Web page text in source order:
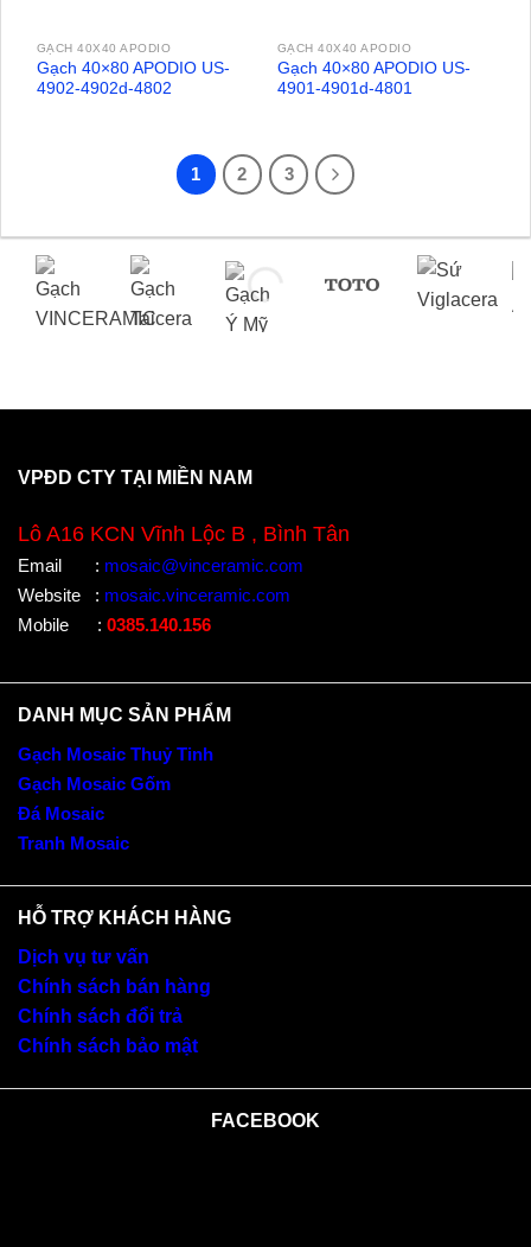
GẠCH 40X40 APODIO
Gạch 40×80 APODIO US-
4902-4902d-4802
GẠCH 40X40 APODIO
Gạch 40×80 APODIO US-
4901-4901d-4801
1 2 3
VPĐD CTY TẠI MIỀN NAM
Lô A16 KCN Vĩnh Lộc B , Bình Tân
Email : mosaic@vinceramic.com
Website
: mosaic.vinceramic.com
Mobile
: 0385.140.156
DANH MỤC SẢN PHẨM
Gạch Mosaic Thuỷ Tinh
Gạch Mosaic Gốm
Đá Mosaic
Tranh Mosaic
HỖ TRỢ KHÁCH HÀNG
Dịch vụ tư vấn
Chính sách bán hàng
Chính sách đổi trả
Chính sách bảo mật
FACEBOOK